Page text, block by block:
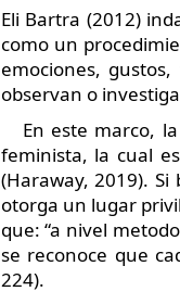
Eli Bartra (2012)
como un
emociones,
observan o
En este marco,
feminista, la cual
(Haraway, 2019).
otorga un lugar
que: “a nivel
se reconoce que
224).